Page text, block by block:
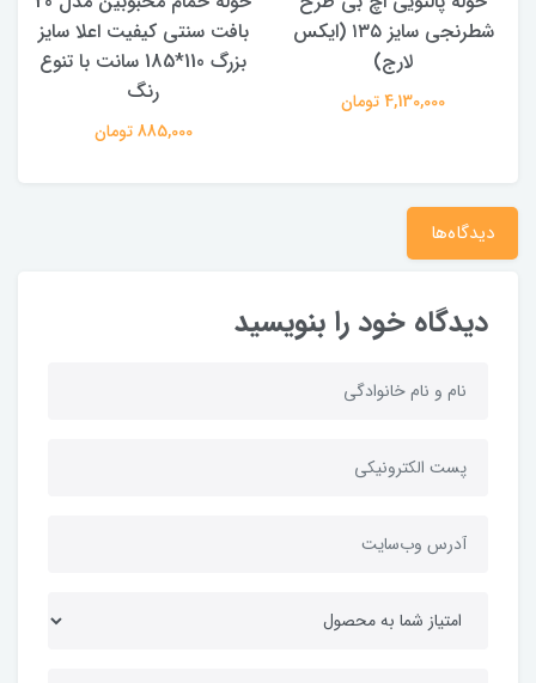
شطرنجی سایز ۱۳۵ (ایکس
لارج)
4,130,000 تومان
بافت سنتی کیفیت اعلا سایز
بزرگ 110*185 سانت با تنوع
رنگ
885,000 تومان
دیدگاه‌ها
دیدگاه خود را بنویسید